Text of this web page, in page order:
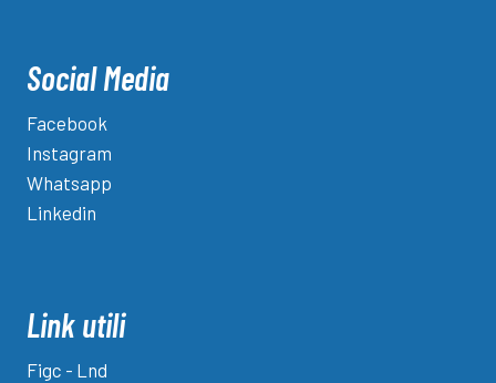
Social Media
Facebook
Instagram
Whatsapp
Linkedin
Link utili
Figc - Lnd